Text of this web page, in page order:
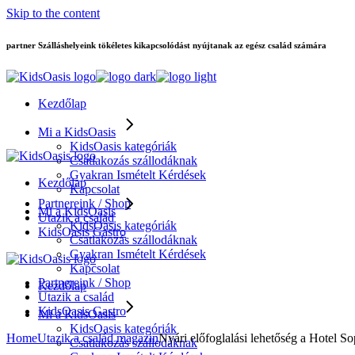
Skip to the content
partner Szálláshelyeink tökéletes kikapcsolódást nyújtanak az egész család számára
Kezdőlap
Mi a KidsOasis
KidsOasis kategóriák
Csatlakozás szállodáknak
Gyakran Ismételt Kérdések
Kapcsolat
Partnereink / Shop
Utazik a család
KidsOasis Gastro
Kezdőlap
Mi a KidsOasis
KidsOasis kategóriák
Csatlakozás szállodáknak
Kezdőlap
Mi a KidsOasis
KidsOasis kategóriák
Csatlakozás szállodáknak
Gyakran Ismételt Kérdések
Kapcsolat
Partnereink / Shop
Utazik a család
KidsOasis Gastro
HomeUtazik a család magazinNyári előfoglalási lehetőség a Hotel